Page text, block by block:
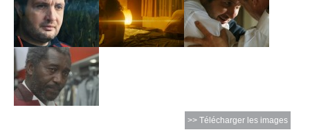
>> Télécharger les images